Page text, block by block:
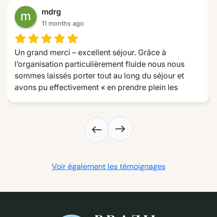
Falaises aux roches colorées de Ponta Grossa
18 chalets spacieux et bien décorés face à l’océan, une
belle étape reposante pour finir cette balade en buggy.
mdrg
11 months ago
Un grand merci – excellent séjour. Grâce à
l’organisation particulièrement fluide nous nous
sommes laissés porter tout au long du séjour et
avons pu effectivement « en prendre plein les
choix d’hôtel très différents les uns des autres mais
dont le choix était toujours très pertinent, l’excursion
sur le delta et les jonctions et trajets très efficaces.
demandes particulières.
Voir également les témoignages